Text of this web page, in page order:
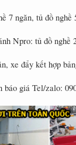
7 ngăn, tủ đồ
Npro: tủ đồ
xe đẩy kết hợp
báo giá Tel/zalo: